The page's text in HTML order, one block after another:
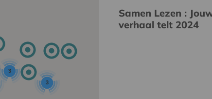
3
3
Samen Lezen :
verhaal telt 2024